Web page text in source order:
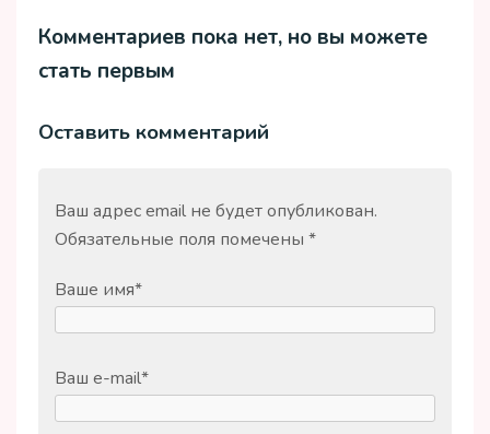
Комментариев пока нет, но вы можете
стать первым
Оставить комментарий
Ваш адрес email не будет опубликован.
Обязательные поля помечены *
Ваше имя*
Ваш e-mail*